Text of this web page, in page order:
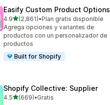
Easify Custom Product Options
4.9de 5 estrellas
(2,861)
2861 reseñas en total
•Plan gratis disponible
Agrega opciones y variantes de
productos con un personalizador de
productos
Built for Shopify
Shopify Collective: Supplier
4.5de 5 estrellas
(669)
669 reseñas en total
•Gratis